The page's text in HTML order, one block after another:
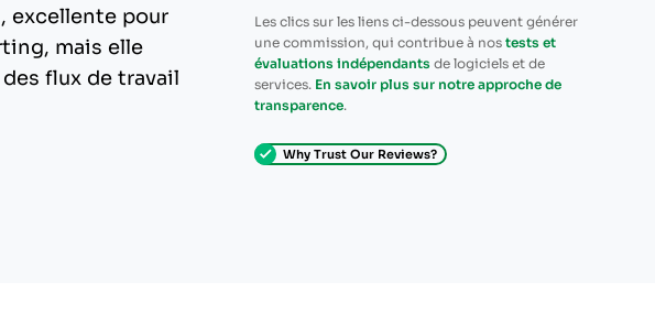
excellente pour
mais elle
flux de travail
Les clics sur les liens ci-dessous peuvent générer
une commission, qui contribue à nos tests et
évaluations indépendants de logiciels et de
services. En savoir plus sur notre approche de
transparence.
Why Trust Our Reviews?